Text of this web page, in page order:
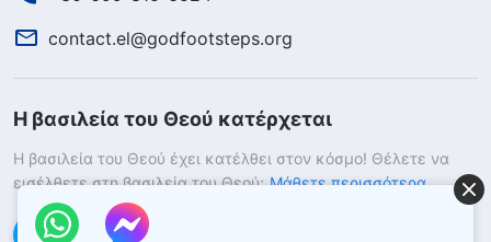
contact.el@godfootsteps.org
Η βασιλεία του Θεού κατέρχεται
Η βασιλεία του Θεού έχει κατέλθει στον κόσμο! Θέλετε να
εισέλθετε στη βασιλεία του Θεού; Μάθετε περισσότερα
Επικοινωνήστε μαζί μας μέσω Messenger